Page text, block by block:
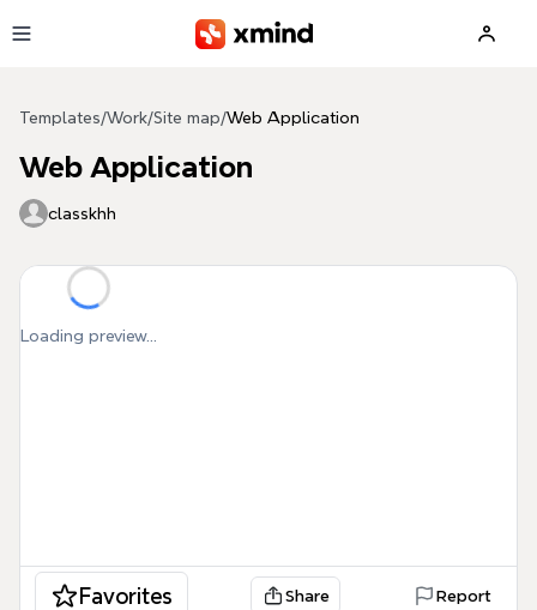
Templates/Work/Site map/Web Application
Web Application
classkhh
Loading preview...
Favorites Share Report